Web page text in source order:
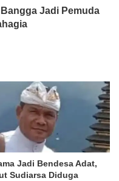
Jadi Pemuda
Jadi Bendesa Adat,
Sudiarsa Diduga